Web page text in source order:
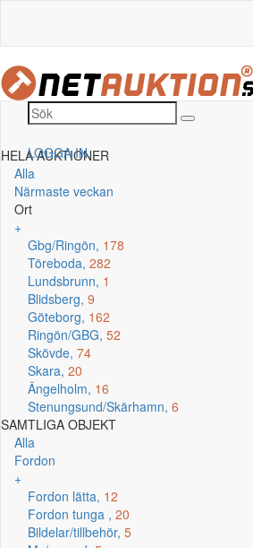
LOGGA IN
HELA AUKTIONER
Alla
Närmaste veckan
Ort
+
Gbg/Ringön, 178
Töreboda, 282
Lundsbrunn, 1
Blidsberg, 9
Göteborg, 162
Ringön/GBG, 52
Skövde, 74
Skara, 20
Ängelholm, 16
Stenungsund/Skärhamn, 6
SAMTLIGA OBJEKT
Alla
Fordon
+
Fordon lätta, 12
Fordon tunga , 20
Bildelar/tillbehör, 5